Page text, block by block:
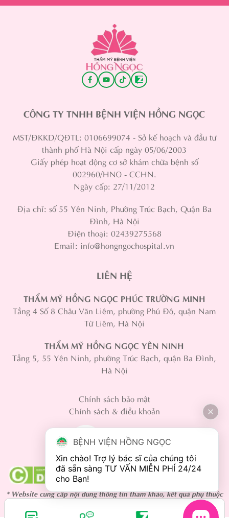
CÔNG TY TNHH BỆNH VIỆN HỒNG NGỌC
MST/ĐKKD/QĐTL: 0106699074 - Sở kế hoạch và đầu tư
thành phố Hà Nội cấp ngày 05/06/2003
Giấy phép hoạt động cơ sở khám chữa bệnh số
002960/HNO - CCHN.
Ngày cấp: 27/11/2012
Địa chỉ: số 55 Yên Ninh, Phường Trúc Bạch, Quận Ba
Đình, Hà Nội
Điện thoại: 02439275568
Email: info@hongngochospital.vn
LIÊN HỆ
THẨM MỸ HỒNG NGỌC PHÚC TRƯỜNG MINH
Tầng 4 Số 8 Châu Văn Liêm, phường Phú Đô, quận Nam
Từ Liêm, Hà Nội
THẨM MỸ HỒNG NGỌC YÊN NINH
Tầng 5, 55 Yên Ninh, phường Trúc Bạch, quận Ba Đình,
Hà Nội
Chính sách bảo mật
Chính sách & điều khoản
* Website cung cấp nội dung thông tin tham khảo, kết quả phụ thuộc
BỆNH VIỆN HỒNG NGỌC
Xin chào! Trợ lý bác sĩ của chúng tôi
đã sẵn sàng TƯ VẤN MIỄN PHÍ 24/24